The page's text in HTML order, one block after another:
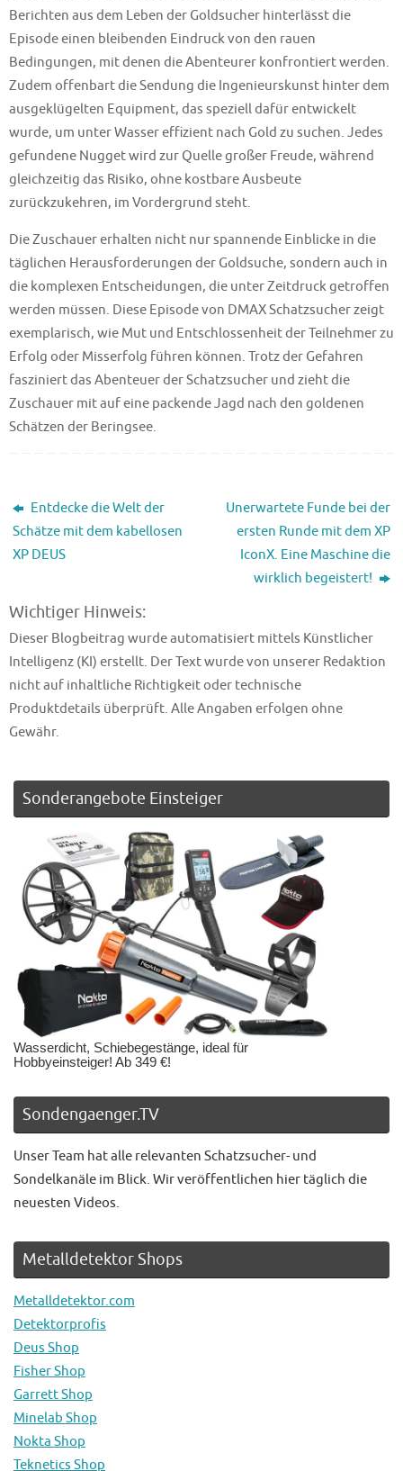
Berichten aus dem Leben der Goldsucher hinterlässt die
Episode einen bleibenden Eindruck von den rauen
Bedingungen, mit denen die Abenteurer konfrontiert werden.
Zudem offenbart die Sendung die Ingenieurskunst hinter dem
ausgeklügelten Equipment, das speziell dafür entwickelt
wurde, um unter Wasser effizient nach Gold zu suchen. Jedes
gefundene Nugget wird zur Quelle großer Freude, während
gleichzeitig das Risiko, ohne kostbare Ausbeute
zurückzukehren, im Vordergrund steht.
Die Zuschauer erhalten nicht nur spannende Einblicke in die
täglichen Herausforderungen der Goldsuche, sondern auch in
die komplexen Entscheidungen, die unter Zeitdruck getroffen
werden müssen. Diese Episode von DMAX Schatzsucher zeigt
exemplarisch, wie Mut und Entschlossenheit der Teilnehmer zu
Erfolg oder Misserfolg führen können. Trotz der Gefahren
fasziniert das Abenteuer der Schatzsucher und zieht die
Zuschauer mit auf eine packende Jagd nach den goldenen
Schätzen der Beringsee.
Entdecke die Welt der
Schätze mit dem kabellosen
XP DEUS
Unerwartete Funde bei der
ersten Runde mit dem XP
IconX. Eine Maschine die
wirklich begeistert!
Wichtiger Hinweis:
Dieser Blogbeitrag wurde automatisiert mittels Künstlicher
Intelligenz (KI) erstellt. Der Text wurde von unserer Redaktion
nicht auf inhaltliche Richtigkeit oder technische
Produktdetails überprüft. Alle Angaben erfolgen ohne
Gewähr.
Sonderangebote Einsteiger
Wasserdicht, Schiebegestänge, ideal für
Hobbyeinsteiger! Ab 349 €!
Sondengaenger.TV
Unser Team hat alle relevanten Schatzsucher- und
Sondelkanäle im Blick. Wir veröffentlichen hier täglich die
neuesten Videos.
Metalldetektor Shops
Metalldetektor.com
Detektorprofis
Deus Shop
Fisher Shop
Garrett Shop
Minelab Shop
Nokta Shop
Teknetics Shop